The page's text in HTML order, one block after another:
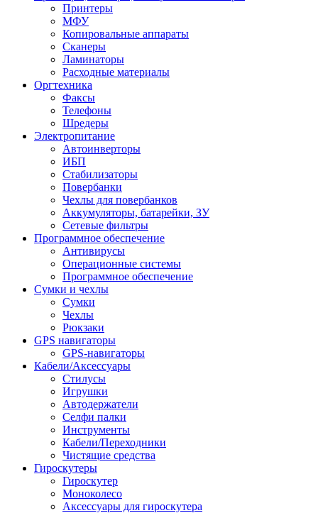
Принтеры
МФУ
Копировальные аппараты
Сканеры
Ламинаторы
Расходные материалы
Оргтехника
Факсы
Телефоны
Шредеры
Электропитание
Автоинверторы
ИБП
Стабилизаторы
Повербанки
Чехлы для повербанков
Аккумуляторы, батарейки, ЗУ
Сетевые фильтры
Программное обеспечение
Антивирусы
Операционные системы
Программное обеспечение
Сумки и чехлы
Сумки
Чехлы
Рюкзаки
GPS навигаторы
GPS-навигаторы
Кабели/Аксессуары
Стилусы
Игрушки
Автодержатели
Селфи палки
Инструменты
Кабели/Переходники
Чистящие средства
Гироскутеры
Гироскутер
Моноколесо
Аксессуары для гироскутера